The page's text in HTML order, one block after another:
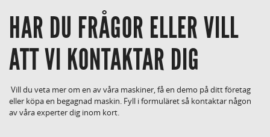
HAR DU FRÅGOR ELLER VILL
ATT VI KONTAKTAR DIG
Vill du veta mer om en av våra maskiner, få en demo på ditt företag
eller köpa en begagnad maskin. Fyll i formuläret så kontaktar någon
av våra experter dig inom kort.